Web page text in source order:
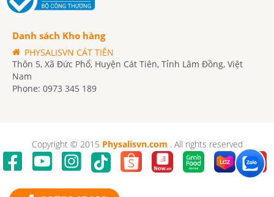
Danh sách Kho hàng
PHYSALISVN CÁT TIÊN
Thôn 5, Xã Đức Phổ, Huyện Cát Tiên, Tỉnh Lâm Đồng, Việt
Nam
Phone: 0973 345 189
Copyright © 2015 Physalisvn.com . All rights reserved